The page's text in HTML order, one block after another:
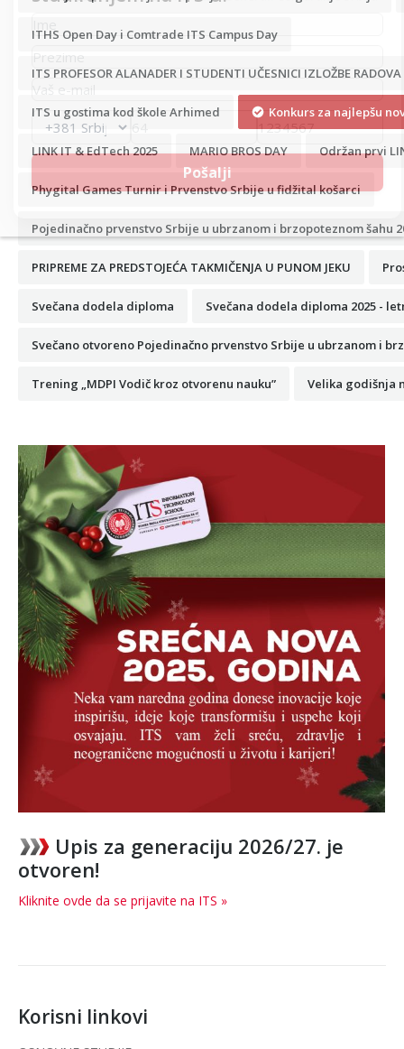
ITHS Open Day i Comtrade ITS Campus Day
ITS PROFESOR ALANADER I STUDENTI UČESNICI IZLOŽBE
ITS u gostima kod škole Arhimed Konkurs za najlepšu
LINK IT & EdTech 2025 MARIO BROS DAY Održan prvi
Phygital Games Turnir i Prvenstvo Srbije u fidžital košarci
Pojedinačno prvenstvo Srbije u ubrzanom i brzopoteznom šahu
PRIPREME ZA PREDSTOJEĆA TAKMIČENJA U PUNOM JEKU
Svečana dodela diploma Svečana dodela diploma 2025 -
Svečano otvoreno Pojedinačno prvenstvo Srbije u ubrzanom i
Trening „MDPI Vodič kroz otvorenu nauku” Velika godišnja
Upis za generaciju 2026/27. je
otvoren!
Kliknite ovde da se prijavite na ITS »
Korisni linkovi